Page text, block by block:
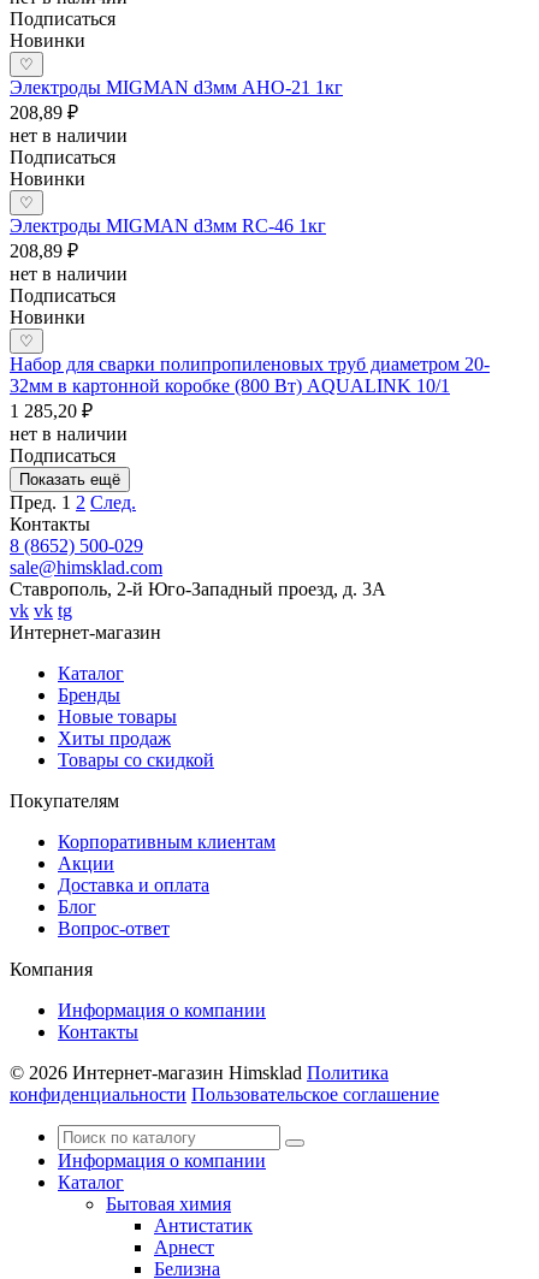
Подписаться
Новинки
♡
Электроды MIGMAN d3мм АНО-21 1кг
208,89 ₽
нет в наличии
Подписаться
Новинки
♡
Электроды MIGMAN d3мм RC-46 1кг
208,89 ₽
нет в наличии
Подписаться
Новинки
♡
Набор для сварки полипропиленовых труб диаметром 20-
32мм в картонной коробке (800 Вт) AQUALINK 10/1
1 285,20 ₽
нет в наличии
Подписаться
Показать ещё
Пред. 1 2 След.
Контакты
8 (8652) 500-029
sale@himsklad.com
Ставрополь, 2-й Юго-Западный проезд, д. 3А
vk vk tg
Интернет-магазин
Каталог
Бренды
Новые товары
Хиты продаж
Товары со скидкой
Покупателям
Корпоративным клиентам
Акции
Доставка и оплата
Блог
Вопрос-ответ
Компания
Информация о компании
Контакты
© 2026 Интернет-магазин Himsklad Политика
конфиденциальности Пользовательское соглашение
Информация о компании
Каталог
Бытовая химия
Антистатик
Арнест
Белизна